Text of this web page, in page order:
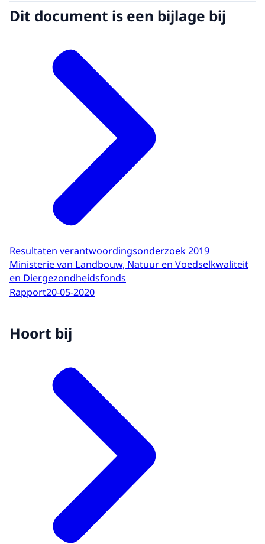
Dit document is een bijlage bij
Resultaten verantwoordingsonderzoek 2019
Ministerie van Landbouw, Natuur en Voedselkwaliteit
en Diergezondheidsfonds
Rapport20-05-2020
Hoort bij